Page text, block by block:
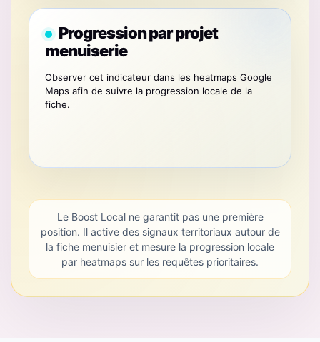
Progression par projet
menuiserie
Observer cet indicateur dans les heatmaps Google
Maps afin de suivre la progression locale de la
fiche.
Le Boost Local ne garantit pas une première
position. Il active des signaux territoriaux autour de
la fiche menuisier et mesure la progression locale
par heatmaps sur les requêtes prioritaires.